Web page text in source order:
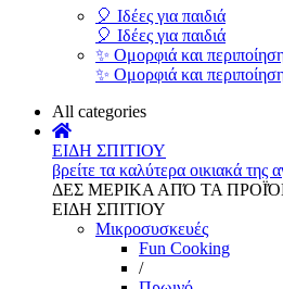
🎈 Ιδέες για παιδιά
🎈 Ιδέες για παιδιά
✨ Ομορφιά και
✨ Ομορφιά και
All categories
ΕΙΔΗ ΣΠΙΤΙΟΥ
βρείτε τα καλύτερα οικιακά της
ΔΕΣ ΜΕΡΙΚΑ ΑΠΌ ΤΑ
ΕΙΔΗ ΣΠΙΤΙΟΥ
Μικροσυσκευές
Fun Cooking
/